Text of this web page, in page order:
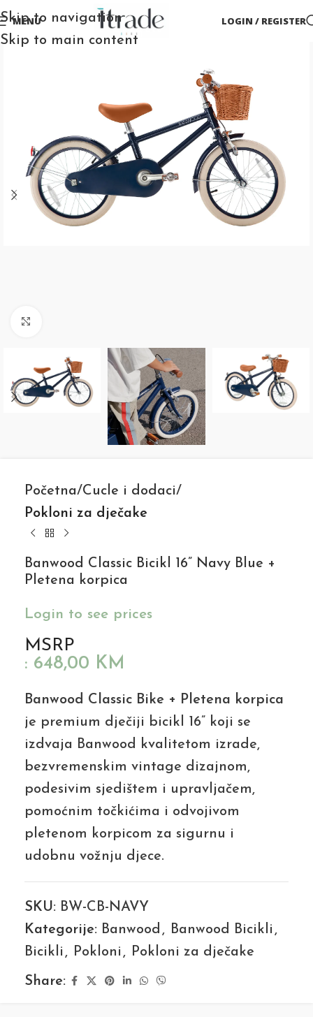
Skip to navigation
Skip to main content
MENU LOGIN / REGISTER
Početna Cucle i dodaci
Pokloni za dječake
Banwood Classic Bicikl 16” Navy Blue +
Pletena korpica
Login to see prices
MSRP
: 648,00 KM
Banwood Classic Bike + Pletena korpica
je premium dječiji bicikl 16” koji se
izdvaja Banwood kvalitetom izrade,
bezvremenskim vintage dizajnom,
podesivim sjedištem i upravljačem,
pomoćnim točkićima i odvojivom
pletenom korpicom za sigurnu i
udobnu vožnju djece.
SKU: BW-CB-NAVY
Kategorije: Banwood , Banwood Bicikli ,
Bicikli , Pokloni , Pokloni za dječake
Share: